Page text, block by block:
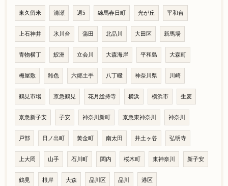
東久留米 清瀬 週5 練馬春日町 光が丘 平和台
上石神井 氷川台 蒲田 北品川 大田区 新馬場
青物横丁 鮫洲 立会川 大森海岸 平和島 大森町
梅屋敷 雑色 六郷土手 八丁畷 神奈川県 川崎
鶴見市場 京急鶴見 花月総持寺 横浜 横浜市 生麦
京急新子安 子安 神奈川新町 京急東神奈川 神奈川
戸部 日ノ出町 黄金町 南太田 井土ヶ谷 弘明寺
上大岡 山手 石川町 関内 桜木町 東神奈川 新子安
鶴見 根岸 大森 品川区 品川 港区